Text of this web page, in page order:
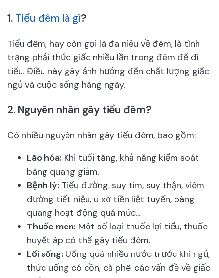
1. Tiểu đêm là gì?
Tiểu đêm, hay còn gọi là đa niệu về đêm, là tình
trạng phải thức giấc nhiều lần trong đêm để đi
tiểu. Điều này gây ảnh hưởng đến chất lượng giấc
ngủ và cuộc sống hàng ngày.
2. Nguyên nhân gây tiểu đêm?
Có nhiều nguyên nhân gây tiểu đêm, bao gồm:
Lão hóa: Khi tuổi tăng, khả năng kiểm soát
bàng quang giảm.
Bệnh lý: Tiểu đường, suy tim, suy thận, viêm
đường tiết niệu, u xơ tiền liệt tuyến, bàng
quang hoạt động quá mức...
Thuốc men: Một số loại thuốc lợi tiểu, thuốc
huyết áp có thể gây tiểu đêm.
Lối sống: Uống quá nhiều nước trước khi ngủ,
thức uống có cồn, cà phê, các vấn đề về giấc